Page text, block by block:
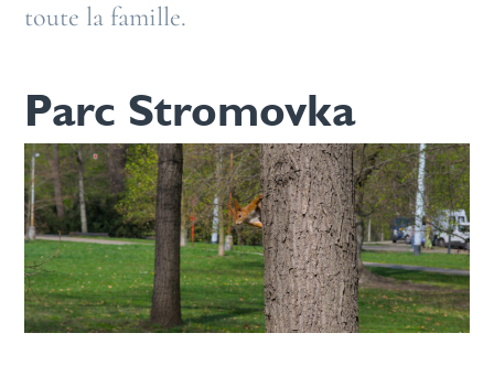
toute la famille.
Parc Stromovka